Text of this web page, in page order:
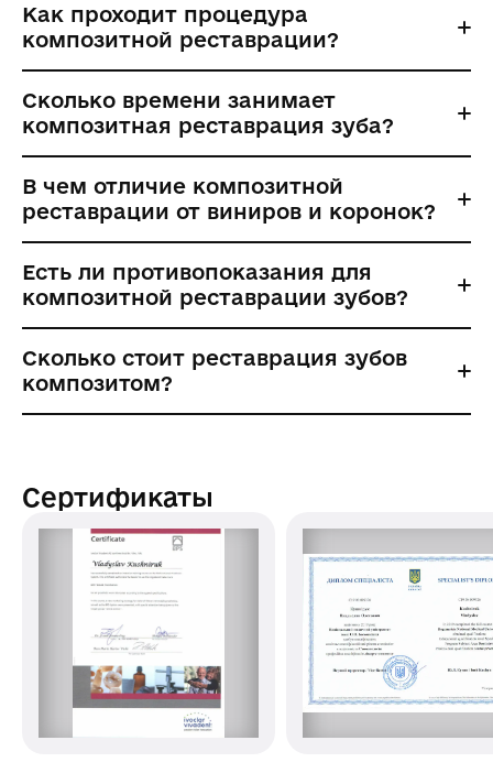
Как проходит процедура
композитной реставрации?
Сколько времени занимает
композитная реставрация зуба?
В чем отличие композитной
реставрации от виниров и коронок?
Есть ли противопоказания для
композитной реставрации зубов?
Сколько стоит реставрация зубов
композитом?
Сертификаты